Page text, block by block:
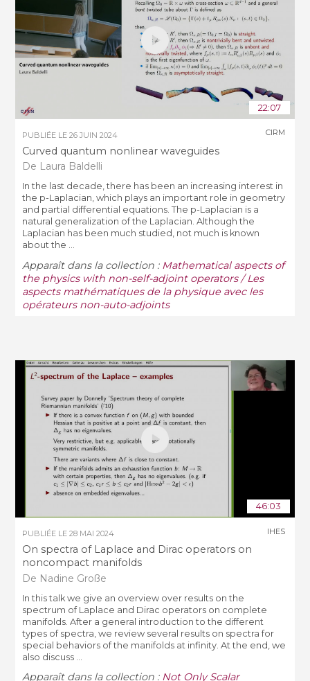
22:07
PUBLIÉE LE26 JUIN 2024
Curved quantum nonlinear waveguides
De Laura Baldelli
CIRM
In the last decade, there has been an increasing interest in
the p-Laplacian, which plays an important role in geometry
and partial differential equations. The p-Laplacian is a
natural generalization of the Laplacian. Although the
Laplacian has been much studied, not much is known
about the ...
Apparaît dans la collection : Mathematical aspects of
the physics with non-self-adjoint operators / Les
aspects mathématiques de la physique avec les
opérateurs non-auto-adjoints
46:03
PUBLIÉE LE28 MAI 2024
On spectra of Laplace and Dirac operators on
noncompact manifolds
De Nadine Große
IHES
In this talk we give an overview over results on the
spectrum of Laplace and Dirac operators on complete
manifolds. After a general introduction to the different
types of spectra, we review several results on spectra for
special behaviors of the manifolds at infinity. At the end, we
also discuss ...
Apparaît dans la collection : Not Only Scalar